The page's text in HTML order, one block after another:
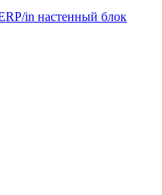
in настенный блок